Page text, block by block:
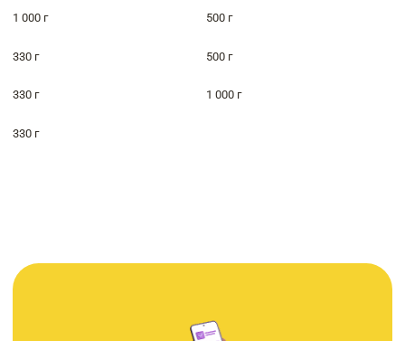
1 000 г 500 г
330 г 500 г
330 г 1 000 г
330 г